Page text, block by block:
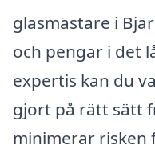
glasmästare i
och pengar i det
expertis kan du
gjort på rätt sätt
minimerar risken